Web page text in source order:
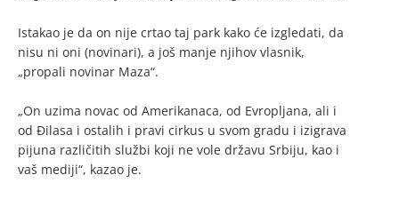
Istakao je da on nije crtao taj park kako će izgledati, da
nisu ni oni (novinari), a još manje njihov vlasnik,
„propali novinar Maza“.
„On uzima novac od Amerikanaca, od Evropljana, ali i
od Đilasa i ostalih i pravi cirkus u svom gradu i izigrava
pijuna različitih službi koji ne vole državu Srbiju, kao i
vaš mediji“, kazao je.